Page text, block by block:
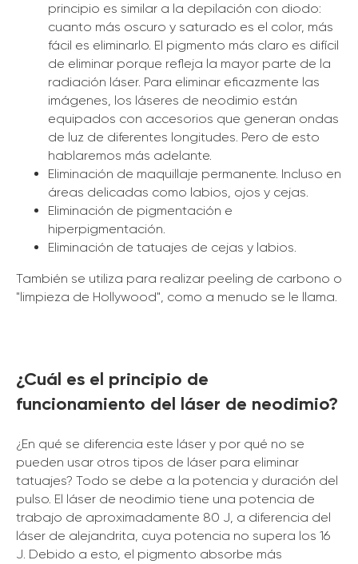
principio es similar a la depilación con diodo:
cuanto más oscuro y saturado es el color, más
fácil es eliminarlo. El pigmento más claro es difícil
de eliminar porque refleja la mayor parte de la
radiación láser. Para eliminar eficazmente las
imágenes, los láseres de neodimio están
equipados con accesorios que generan ondas
de luz de diferentes longitudes. Pero de esto
hablaremos más adelante.
Eliminación de maquillaje permanente. Incluso en
áreas delicadas como labios, ojos y cejas.
Eliminación de pigmentación e
hiperpigmentación.
Eliminación de tatuajes de cejas y labios.
También se utiliza para realizar peeling de carbono o
"limpieza de Hollywood", como a menudo se le llama.
¿Cuál es el principio de
funcionamiento del láser de neodimio?
¿En qué se diferencia este láser y por qué no se
pueden usar otros tipos de láser para eliminar
tatuajes? Todo se debe a la potencia y duración del
pulso. El láser de neodimio tiene una potencia de
trabajo de aproximadamente 80 J, a diferencia del
láser de alejandrita, cuya potencia no supera los 16
J. Debido a esto, el pigmento absorbe más